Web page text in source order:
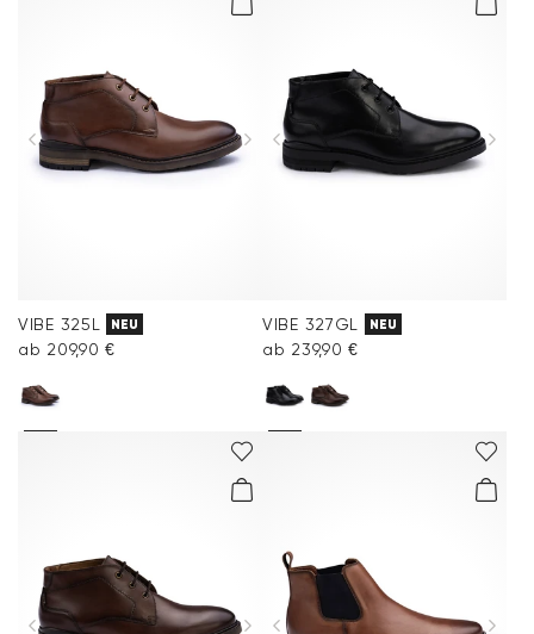
VIBE 325L NEU
ab 209,90 €
VIBE 327GL NEU
ab 239,90 €